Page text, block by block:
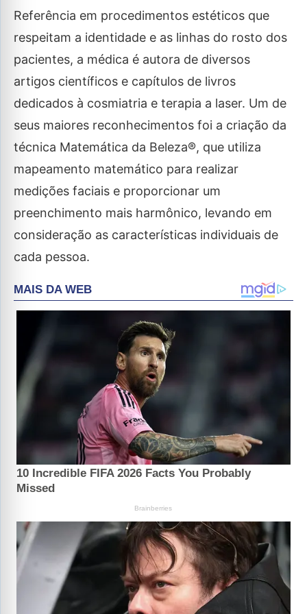
Referência em procedimentos estéticos que
respeitam a identidade e as linhas do rosto dos
pacientes, a médica é autora de diversos
artigos científicos e capítulos de livros
dedicados à cosmiatria e terapia a laser. Um de
seus maiores reconhecimentos foi a criação da
técnica Matemática da Beleza®, que utiliza
mapeamento matemático para realizar
medições faciais e proporcionar um
preenchimento mais harmônico, levando em
consideração as características individuais de
cada pessoa.